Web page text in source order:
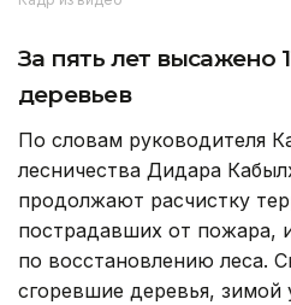
За пять лет высажено
деревьев
По словам руководителя
лесничества Дидара
продолжают расчистку
пострадавших от пожара,
по восстановлению леса.
сгоревшие деревья, зимой